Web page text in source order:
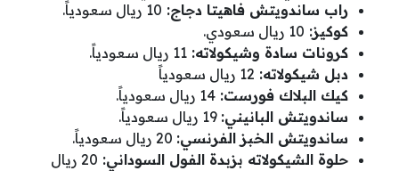
راب ساندويتش فاهيتا دجاج: 10 ريال سعودياً.
كوكيز: 10 ريال سعودي.
كرونات سادة وشيكولاته: 11 ريال سعودياً.
دبل شيكولاته: 12 ريال سعودياً
كيك البلاك فورست: 14 ريال سعودياً.
ساندويتش البانيني:
ساندويتش الخبز الفرنسي:
حلوة الشيكولاته بزبدة الفول السوداني:
20 ريال